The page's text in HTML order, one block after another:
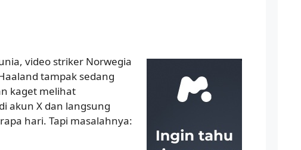
video striker Norwegia
tampak sedang
kaget melihat
akun X dan langsung
hari. Tapi masalahnya: